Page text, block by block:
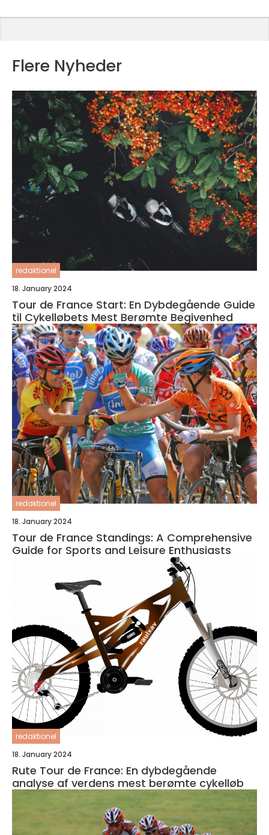
Flere Nyheder
redaktionel
18. January 2024
Tour de France Start: En Dybdegående Guide
til Cykelløbets Mest Berømte Begivenhed
redaktionel
18. January 2024
Tour de France Standings: A Comprehensive
Guide for Sports and Leisure Enthusiasts
redaktionel
18. January 2024
Rute Tour de France: En dybdegående
analyse af verdens mest berømte cykelløb